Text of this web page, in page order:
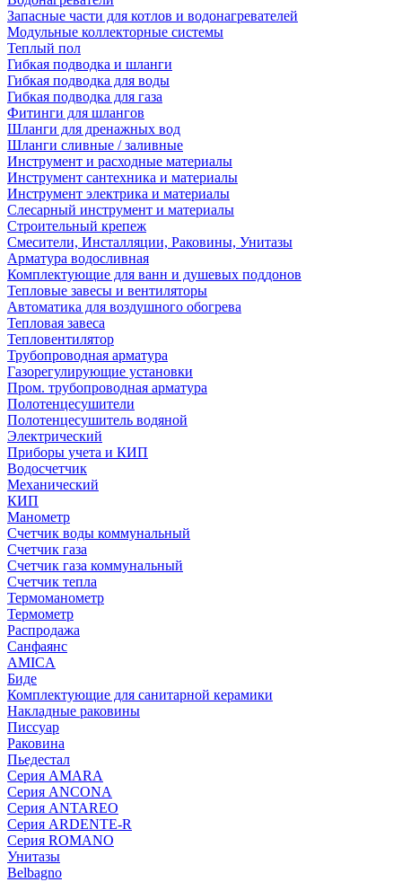
Запасные части для котлов и водонагревателей
Модульные коллекторные системы
Теплый пол
Гибкая подводка и шланги
Гибкая подводка для воды
Гибкая подводка для газа
Фитинги для шлангов
Шланги для дренажных вод
Шланги сливные / заливные
Инструмент и расходные материалы
Инструмент сантехника и материалы
Инструмент электрика и материалы
Слесарный инструмент и материалы
Строительный крепеж
Смесители, Инсталляции, Раковины, Унитазы
Арматура водосливная
Комплектующие для ванн и душевых поддонов
Тепловые завесы и вентиляторы
Автоматика для воздушного обогрева
Тепловая завеса
Тепловентилятор
Трубопроводная арматура
Газорегулирующие установки
Пром. трубопроводная арматура
Полотенцесушители
Полотенцесушитель водяной
Электрический
Приборы учета и КИП
Водосчетчик
Механический
КИП
Манометр
Счетчик воды коммунальный
Счетчик газа
Счетчик газа коммунальный
Счетчик тепла
Термоманометр
Термометр
Распродажа
Санфаянс
AMICA
Биде
Комплектующие для санитарной керамики
Накладные раковины
Писсуар
Раковина
Пьедестал
Серия AMARA
Серия ANCONA
Серия ANTAREO
Серия ARDENTE-R
Серия ROMANO
Унитазы
Belbagno